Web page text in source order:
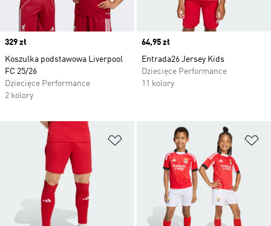
Price
329 zł
Koszulka podstawowa Liverpool
FC 25/26
Dziecięce Performance
2 kolory
Price
64,95 zł
Entrada26 Jersey Kids
Dziecięce Performance
11 kolory
Dodaj do listy życzeń